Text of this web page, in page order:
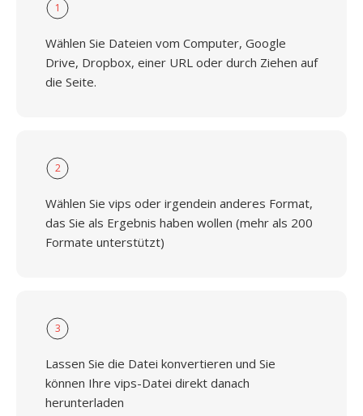
1
Wählen Sie Dateien vom Computer, Google
Drive, Dropbox, einer URL oder durch Ziehen auf
die Seite.
2
Wählen Sie vips oder irgendein anderes Format,
das Sie als Ergebnis haben wollen (mehr als 200
Formate unterstützt)
3
Lassen Sie die Datei konvertieren und Sie
können Ihre vips-Datei direkt danach
herunterladen